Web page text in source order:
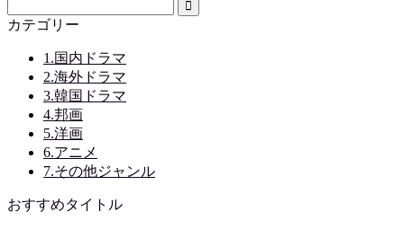
カテゴリー
1.国内ドラマ
2.海外ドラマ
3.韓国ドラマ
4.邦画
5.洋画
6.アニメ
7.その他ジャンル
おすすめタイトル